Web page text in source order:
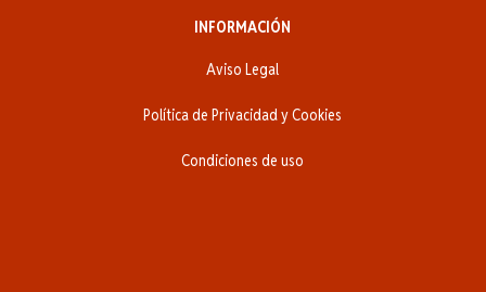
INFORMACIÓN
Aviso Legal
Política de Privacidad y Cookies
Condiciones de uso